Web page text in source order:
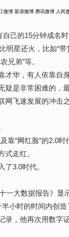
微博 新浪微博 腾讯微博 人民
己的15分钟成名时
星还火，比如“带
兄弟”等。
华，有人依靠自
疑是非常困难的，
网飞速发展的冲击
“网红脸”的2.0时
式走红。
3.0时代。
大数据报告》显
小时的时间内创
录，他再次用数字